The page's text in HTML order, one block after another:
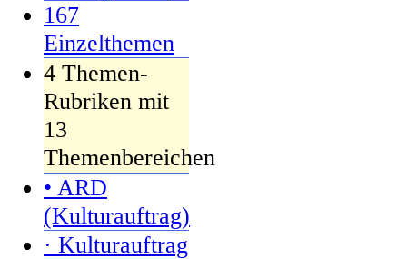
167
Einzelthemen
4 Themen-
Rubriken mit
13
Themenbereichen
• ARD
(Kulturauftrag)
· Kulturauftrag